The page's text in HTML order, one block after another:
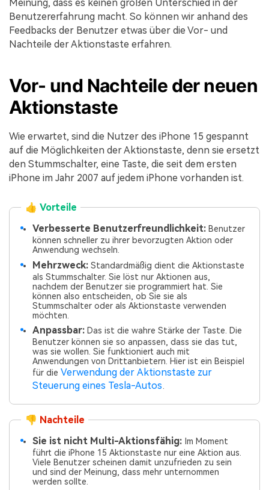
Meinung, dass es keinen großen Unterschied in der
Benutzererfahrung macht. So können wir anhand des
Feedbacks der Benutzer etwas über die Vor- und
Nachteile der Aktionstaste erfahren.
Vor- und Nachteile der neuen
Aktionstaste
Wie erwartet, sind die Nutzer des iPhone 15 gespannt
auf die Möglichkeiten der Aktionstaste, denn sie ersetzt
den Stummschalter, eine Taste, die seit dem ersten
iPhone im Jahr 2007 auf jedem iPhone vorhanden ist.
👍 Vorteile
Verbesserte Benutzerfreundlichkeit: Benutzer
können schneller zu ihrer bevorzugten Aktion oder
Anwendung wechseln.
Mehrzweck: Standardmäßig dient die Aktionstaste
als Stummschalter. Sie löst nur Aktionen aus,
nachdem der Benutzer sie programmiert hat. Sie
können also entscheiden, ob Sie sie als
Stummschalter oder als Aktionstaste verwenden
möchten.
Anpassbar: Das ist die wahre Stärke der Taste. Die
Benutzer können sie so anpassen, dass sie das tut,
was sie wollen. Sie funktioniert auch mit
Anwendungen von Drittanbietern. Hier ist ein Beispiel
für dieVerwendung der Aktionstaste zur
Steuerung eines Tesla-Autos.
👎 Nachteile
Sie ist nicht Multi-Aktionsfähig: Im Moment
führt die iPhone 15 Aktionstaste nur eine Aktion aus.
Viele Benutzer scheinen damit unzufrieden zu sein
und sind der Meinung, dass mehr unternommen
werden sollte.